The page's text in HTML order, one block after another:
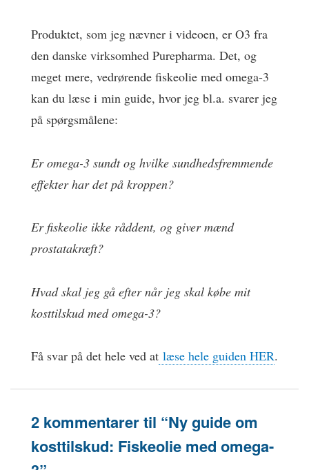
Produktet, som jeg nævner i videoen, er O3 fra
den danske virksomhed Purepharma. Det, og
meget mere, vedrørende fiskeolie med omega-3
kan du læse i min guide, hvor jeg bl.a. svarer jeg
på spørgsmålene:
Er omega-3 sundt og hvilke sundhedsfremmende
effekter har det på kroppen?
Er fiskeolie ikke råddent, og giver mænd
prostatakræft?
Hvad skal jeg gå efter når jeg skal købe mit
kosttilskud med omega-3?
Få svar på det hele ved at læse hele guiden HER.
2 kommentarer til “Ny guide om
kosttilskud: Fiskeolie med omega-